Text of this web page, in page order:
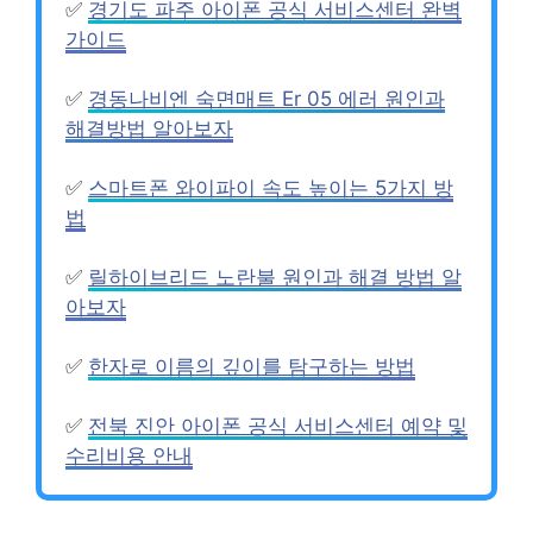
✅ 경기도 파주 아이폰 공식 서비스센터 완벽
가이드
✅ 경동나비엔 숙면매트 Er 05 에러 원인과
해결방법 알아보자
✅ 스마트폰 와이파이 속도 높이는 5가지 방
법
✅ 릴하이브리드 노란불 원인과 해결 방법 알
아보자
✅ 한자로 이름의 깊이를 탐구하는 방법
✅ 전북 진안 아이폰 공식 서비스센터 예약 및
수리비용 안내